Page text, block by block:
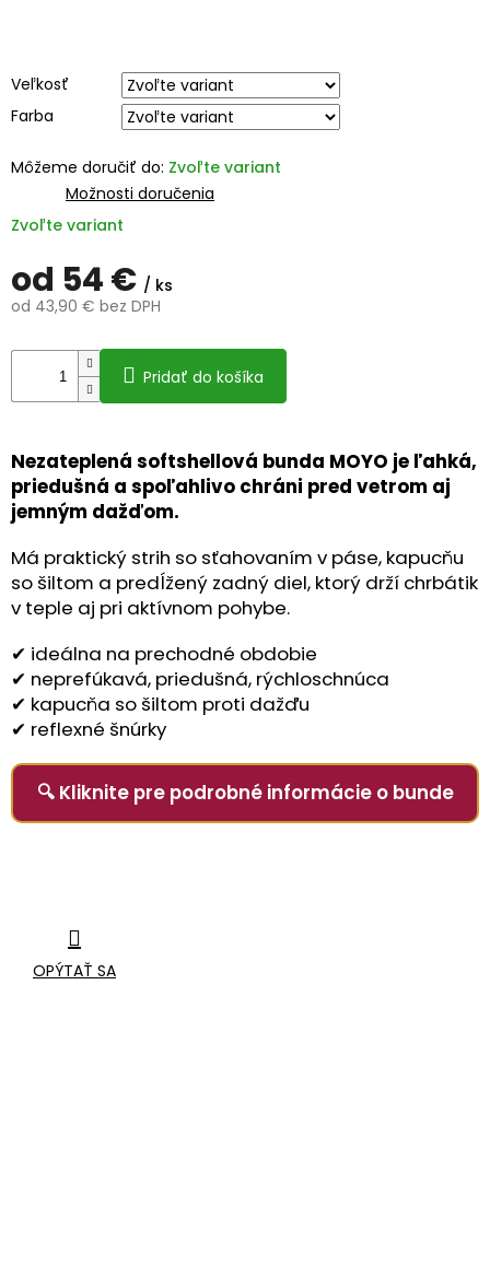
od 54 € / ks
od 43,90 € bez DPH
cena:
Zvoľte variant
Veľkosť
Farba
Môžeme doručiť do: Zvoľte variant
Možnosti doručenia
Pridať do košíka
Nezateplená softshellová bunda MOYO je ľahká,
priedušná a spoľahlivo chráni pred vetrom aj
jemným dažďom.
Má praktický strih so sťahovaním v páse, kapucňu
so šiltom a predĺžený zadný diel, ktorý drží chrbátik
v teple aj pri aktívnom pohybe.
✔ ideálna na prechodné obdobie
✔ neprefúkavá, priedušná, rýchloschnúca
✔ kapucňa so šiltom proti dažďu
✔ reflexné šnúrky
🔍 Kliknite pre podrobné informácie o bunde
OPÝTAŤ SA